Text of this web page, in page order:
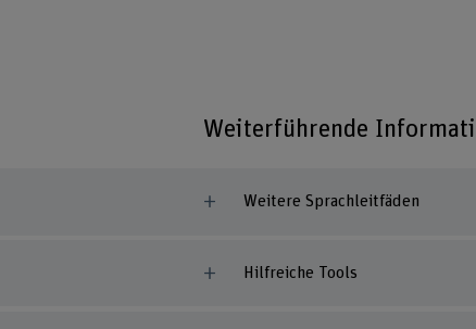
Weiterführende
Weitere Sprachleitfäden
Hilfreiche Tools